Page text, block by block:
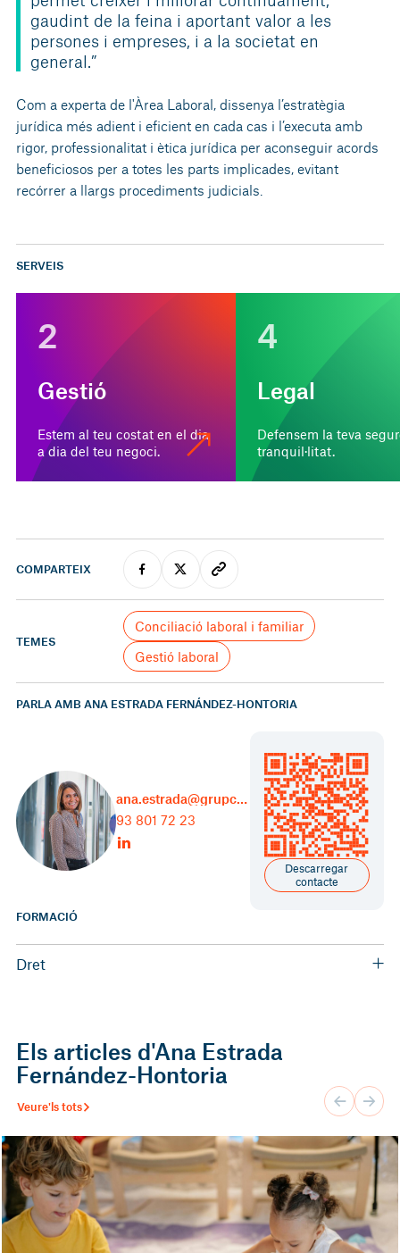
gaudint de la feina i aportant valor a les
persones i empreses, i a la societat en
general.”
Com a experta de l'Àrea Laboral, dissenya l’estratègia
jurídica més adient i eficient en cada cas i l’executa amb
rigor, professionalitat i ètica jurídica per aconseguir acords
beneficiosos per a totes les parts implicades, evitant
recórrer a llargs procediments judicials.
SERVEIS
2
Gestió
Estem al teu costat en el dia
a dia del teu negoci.
4
Legal
Defensem la teva
tranquil·litat.
COMPARTEIX
TEMES
Conciliació laboral i familiar
Gestió laboral
PARLA AMB ANA ESTRADA FERNÁNDEZ-HONTORIA
ana.estrada@grupcarles.com
93 801 72 23
Descarregar
contacte
FORMACIÓ
Dret
Els articles d'Ana Estrada
Fernández-Hontoria
Veure'ls tots